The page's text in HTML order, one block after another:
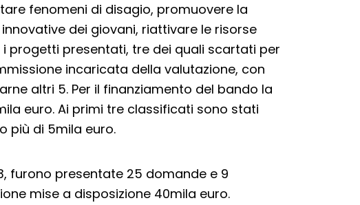
fenomeni di disagio, promuovere la
dei giovani, riattivare le risorse
progetti presentati, tre dei quali scartati per
incaricata della valutazione, con
altri 5. Per il finanziamento del bando la
euro. Ai primi tre classificati sono stati
più di 5mila euro.
furono presentate 25 domande e 9
mise a disposizione 40mila euro.